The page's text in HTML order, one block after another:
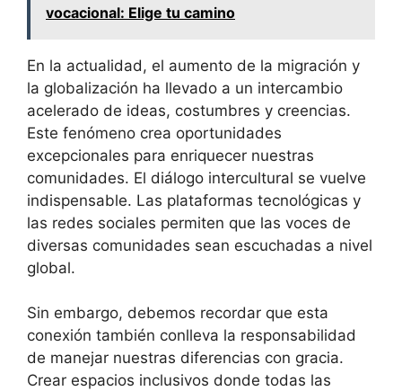
vocacional: Elige tu camino
En la actualidad, el aumento de la migración y
la globalización ha llevado a un intercambio
acelerado de ideas, costumbres y creencias.
Este fenómeno crea oportunidades
excepcionales para enriquecer nuestras
comunidades. El diálogo intercultural se vuelve
indispensable. Las plataformas tecnológicas y
las redes sociales permiten que las voces de
diversas comunidades sean escuchadas a nivel
global.
Sin embargo, debemos recordar que esta
conexión también conlleva la responsabilidad
de manejar nuestras diferencias con gracia.
Crear espacios inclusivos donde todas las